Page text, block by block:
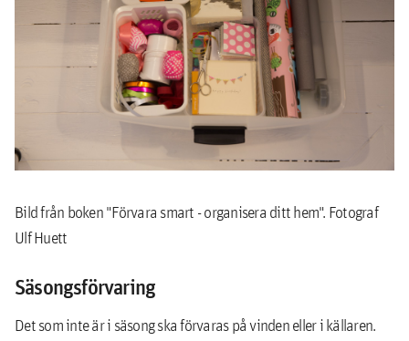
Bild från boken "Förvara smart - organisera ditt hem". Fotograf
Ulf Huett
Säsongsförvaring
Det som inte är i säsong ska förvaras på vinden eller i källaren.